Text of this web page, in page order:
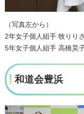
（写真左から）
2年女子個人組手 牧りり
5年女子個人組手 高橋昊
和道会豊浜